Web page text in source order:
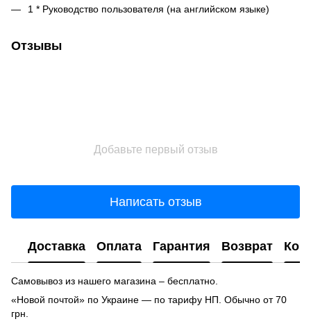
1 * Руководство пользователя (на английском языке)
Отзывы
Добавьте первый отзыв
Написать отзыв
Доставка Оплата Гарантия Возврат
Самовывоз из нашего магазина – бесплатно.
«Новой почтой» по Украине — по тарифу НП. Обычно от 70
грн.